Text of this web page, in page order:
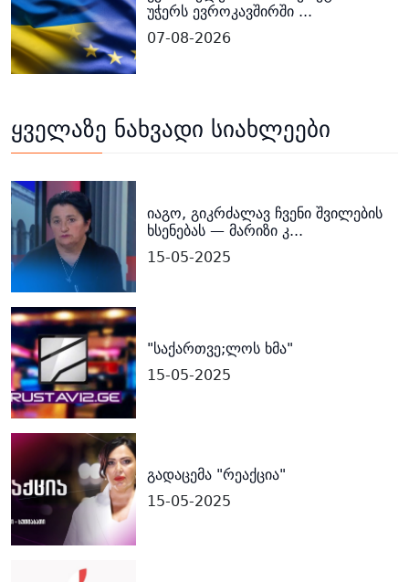
უჭერს ევროკავშირში ...
07-08-2026
ყველაზე ნახვადი სიახლეები
იაგო, გიკრძალავ ჩვენი შვილების
ხსენებას — მარიზი კ...
15-05-2025
"საქართვე;ლოს ხმა"
15-05-2025
გადაცემა "რეაქცია"
15-05-2025